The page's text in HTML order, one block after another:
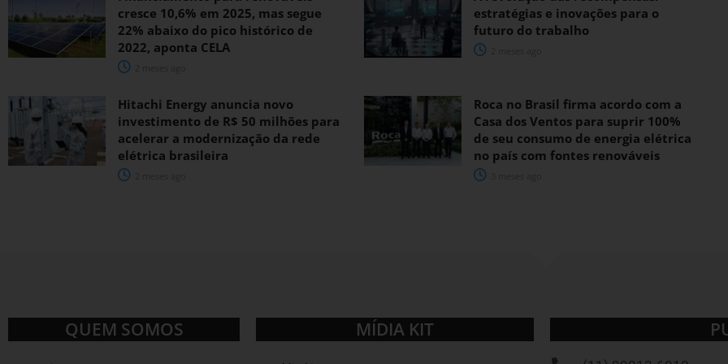
cresce 10,6% em 2025, mas segue
22% abaixo do pico histórico de
2022, aponta CELA
estratégias e inovações para o
futuro do trabalho
Hitachi Energy anuncia novo
investimento de R$ 50 milhões para
acelerar a modernização da rede
elétrica brasileira
Roca no Brasil firma acordo com a
Casa dos Ventos para suprir 100%
de seu consumo de energia elétrica
no país com fontes renováveis
QUEM SOMOS MÍDIA KIT